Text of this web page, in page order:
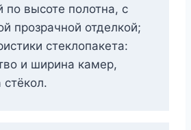
по высоте полотна, с
прозрачной отделкой;
стеклопакета:
и ширина камер,